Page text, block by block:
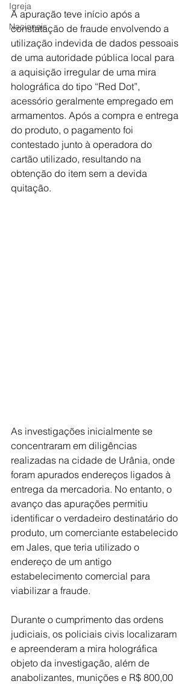
Igreja
Nacionais
A apuração teve início após a
constatação de fraude envolvendo a
utilização indevida de dados pessoais
de uma autoridade pública local para
a aquisição irregular de uma mira
holográfica do tipo “Red Dot”,
acessório geralmente empregado em
armamentos. Após a compra e entrega
do produto, o pagamento foi
contestado junto à operadora do
cartão utilizado, resultando na
obtenção do item sem a devida
quitação.
As investigações inicialmente se
concentraram em diligências
realizadas na cidade de Urânia, onde
foram apurados endereços ligados à
entrega da mercadoria. No entanto, o
avanço das apurações permitiu
identificar o verdadeiro destinatário do
produto, um comerciante estabelecido
em Jales, que teria utilizado o
endereço de um antigo
estabelecimento comercial para
viabilizar a fraude.
Durante o cumprimento das ordens
judiciais, os policiais civis localizaram
e apreenderam a mira holográfica
objeto da investigação, além de
anabolizantes, munições e R$ 800,00